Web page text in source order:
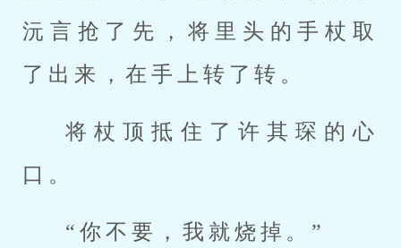
沅言抢了先，将里头的手杖取
了出来，在手上转了转。
将杖顶抵住了许其琛的心
口。
“你不要，我就烧掉。”